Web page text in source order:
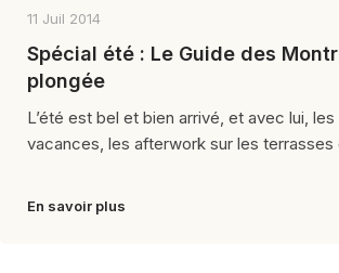
11 Juil 2014
Spécial été : Le Guide des
plongée
L’été est bel et bien arrivé, et avec lui,
vacances, les afterwork sur les terrasses
En savoir plus